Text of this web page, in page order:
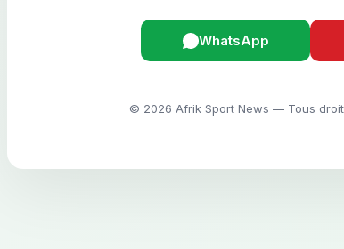
WhatsApp
© 2026 Afrik Sport News — Tous